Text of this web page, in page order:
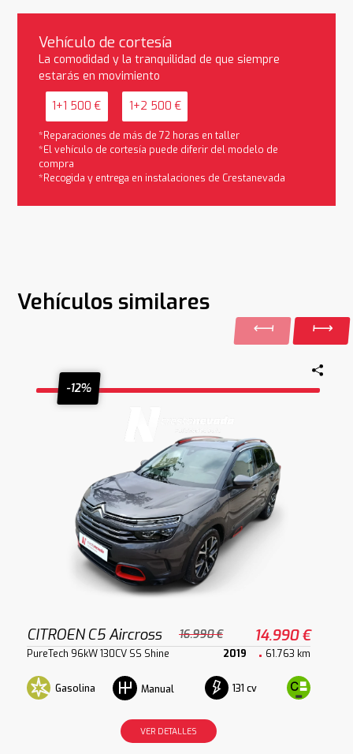
Vehículo de cortesía
La comodidad y la tranquilidad de que siempre
estarás en movimiento
1+1 500 € 1+2 500 €
*Reparaciones de más de 72 horas en taller
*El vehículo de cortesía puede diferir del modelo de
compra
*Recogida y entrega en instalaciones de Crestanevada
Vehículos similares
-12%
CITROEN C5 Aircross 16.990 € 14.990 €
PureTech 96kW 130CV SS Shine 2019 61.763 km
Gasolina Manual 131 cv
VER DETALLES